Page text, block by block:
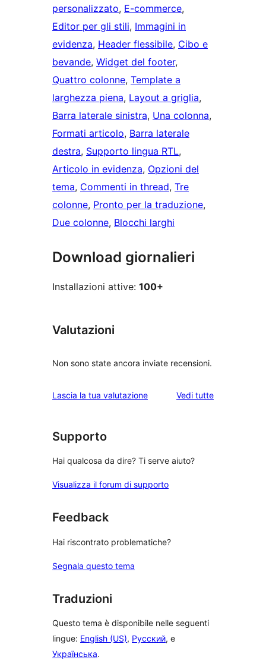
personalizzato, E-commerce
Editor per gli stili, Immagini in
evidenza, Header flessibile, Cibo e
bevande, Widget del footer
Quattro colonne, Template a
larghezza piena, Layout a griglia
Barra laterale sinistra, Una colonna
Formati articolo, Barra laterale
destra, Supporto lingua RTL
Articolo in evidenza, Opzioni del
tema, Commenti in thread, Tre
colonne, Pronto per la traduzione
Due colonne, Blocchi larghi
Download giornalieri
Installazioni attive: 100+
Valutazioni
Non sono state ancora inviate recensioni.
Lascia la tua valutazione Vedi tuttele
Supporto
Hai qualcosa da dire? Ti serve aiuto?
Visualizza il forum di supporto
Feedback
Hai riscontrato problematiche?
Segnala questo tema
Traduzioni
Questo tema è disponibile nelle seguenti
lingue: English (US), Русский, e
Українська.